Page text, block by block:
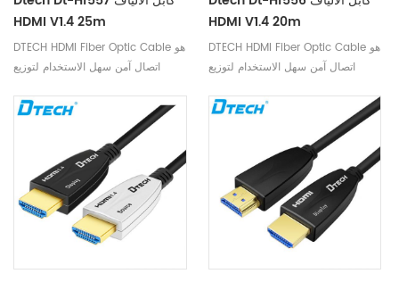
HDMI V1.4 25m
DTECH HDMI Fiber Optic Cable هو
اتصال آمن سهل الاستخدام لتوزيع
التقديمية في قاعة المؤتمرات وأنظمة
الإسقاط في الفصل الدراسي ولافتات
رقمية وشاشات الفيديو عالية الدقة.
الترددي اللازمين لأعلى جودة للصورة
دون الحاجة إلى ex عشرة دير ،
balun أو مكبرات الصوت.
HDMI V1.4 20m
DTECH HDMI Fiber Optic Cable هو
اتصال آمن سهل الاستخدام لتوزيع
التقديمية في قاعة المؤتمرات وأنظمة
الإسقاط في الفصل الدراسي ولافتات
رقمية وشاشات الفيديو عالية الدقة.
الترددي اللازمين لأعلى جودة للصورة
دون الحاجة إلى ex عشرة دير ،
balun أو مكبرات الصوت.